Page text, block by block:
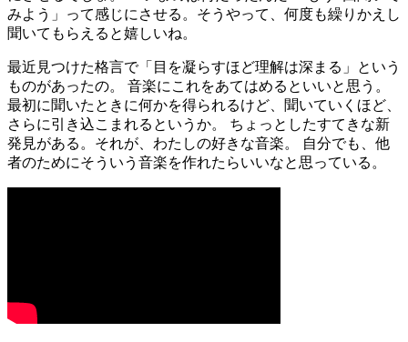
みよう」って感じにさせる。そうやって、何度も繰りかえし
聞いてもらえると嬉しいね。
最近見つけた格言で「目を凝らすほど理解は深まる」という
ものがあったの。 音楽にこれをあてはめるといいと思う。
最初に聞いたときに何かを得られるけど、聞いていくほど、
さらに引き込こまれるというか。 ちょっとしたすてきな新
発見がある。それが、わたしの好きな音楽。 自分でも、他
者のためにそういう音楽を作れたらいいなと思っている。